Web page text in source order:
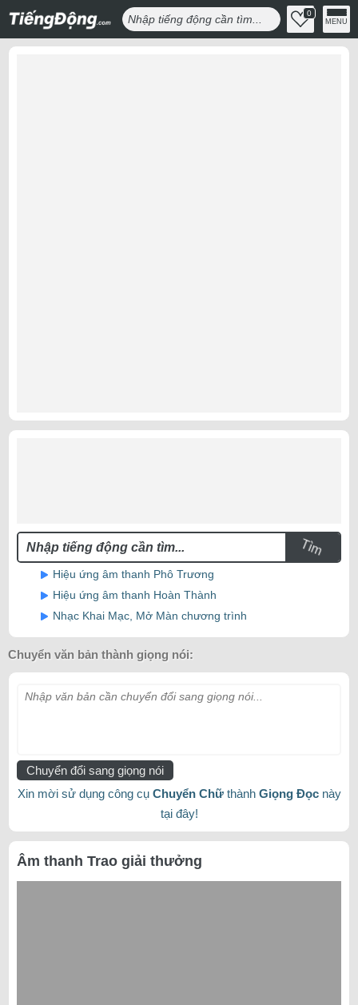
0
MENU
Tìm
Hiệu ứng âm thanh Phô Trương
Hiệu ứng âm thanh Hoàn Thành
Nhạc Khai Mạc, Mở Màn chương trình
Chuyển văn bản thành giọng nói:
Nhập văn bản cần chuyển đổi sang giọng nói...
Chuyển đổi sang giọng nói
Xin mời sử dụng công cụ Chuyển Chữthành Giọng Đọcnày
tại đây!
Âm thanh Trao giải thưởng